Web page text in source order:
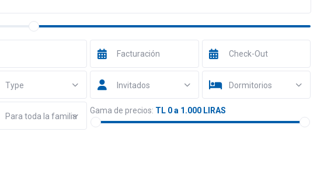
Type Invitados Dormitorios
Para toda la familia
Gama de precios: TL 0 a 1.000 LIRAS